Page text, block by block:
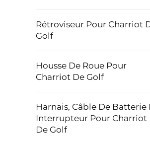
Rétroviseur Pour Charriot
Golf
Housse De Roue Pour
Charriot De Golf
Harnais, Câble De Batterie
Interrupteur Pour Charriot
De Golf